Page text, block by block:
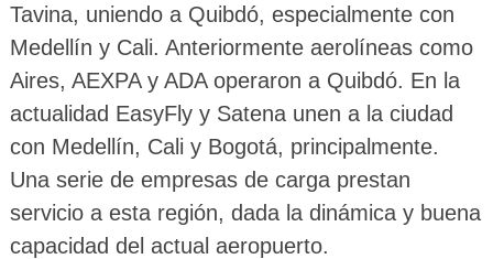
Tavina, uniendo a Quibdó, especialmente con
Medellín y Cali. Anteriormente aerolíneas como
Aires, AEXPA y ADA operaron a Quibdó. En la
actualidad EasyFly y Satena unen a la ciudad
con Medellín, Cali y Bogotá, principalmente.
Una serie de empresas de carga prestan
servicio a esta región, dada la dinámica y buena
capacidad del actual aeropuerto.